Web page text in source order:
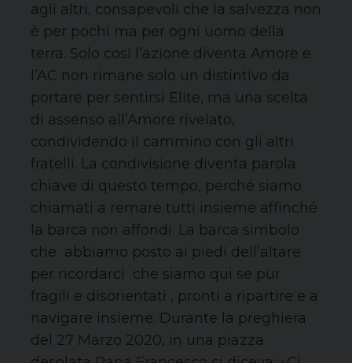
agli altri, consapevoli che la salvezza non
è per pochi ma per ogni uomo della
terra. Solo così l’azione diventa Amore e
l’AC non rimane solo un distintivo da
portare per sentirsi Elite, ma una scelta
di assenso all’Amore rivelato,
condividendo il cammino con gli altri
fratelli. La condivisione diventa parola
chiave di questo tempo, perché siamo
chiamati a remare tutti insieme affinché
la barca non affondi. La barca simbolo
che abbiamo posto ai piedi dell’altare
per ricordarci che siamo qui se pur
fragili e disorientati , pronti a ripartire e a
navigare insieme. Durante la preghiera
del 27 Marzo 2020, in una piazza